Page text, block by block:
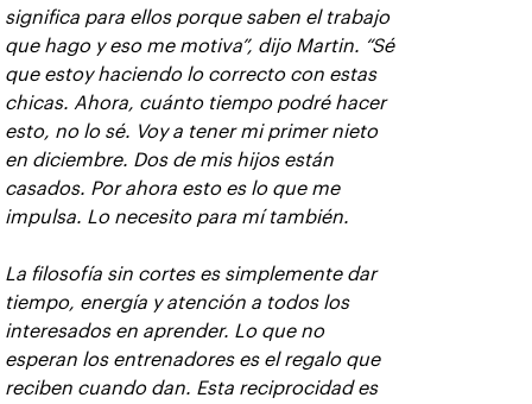
significa para ellos porque saben el trabajo
que hago y eso me motiva”, dijo Martin. “Sé
que estoy haciendo lo correcto con estas
chicas. Ahora, cuánto tiempo podré hacer
esto, no lo sé. Voy a tener mi primer nieto
en diciembre. Dos de mis hijos están
casados. Por ahora esto es lo que me
impulsa. Lo necesito para mí también.
La filosofía sin cortes es simplemente dar
tiempo, energía y atención a todos los
interesados en aprender. Lo que no
esperan los entrenadores es el regalo que
reciben cuando dan. Esta reciprocidad es